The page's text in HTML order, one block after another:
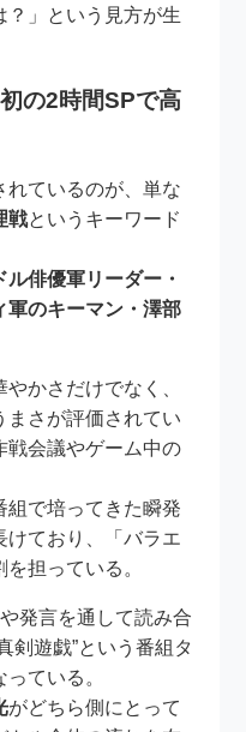
？」という見方が生
の2時間SPで高
れているのが、単な
戦というキーワード
ル俳優軍リーダー・
軍のキーマン・澤部
かさだけでなく、
まさが評価されてい
戦会議やゲーム中の
組で培ってきた瞬発
けており、「バラエ
担っている。
発言を通して読み合
剣遊戯”という番組タ
ている。
がどちら側にとって